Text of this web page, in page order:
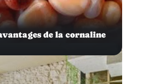
de la cornaline